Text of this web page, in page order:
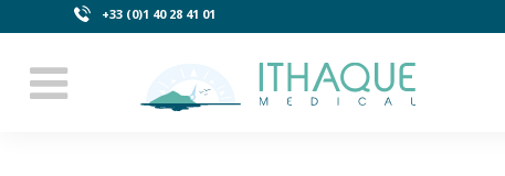
+33 (0)1 40 28 41 01